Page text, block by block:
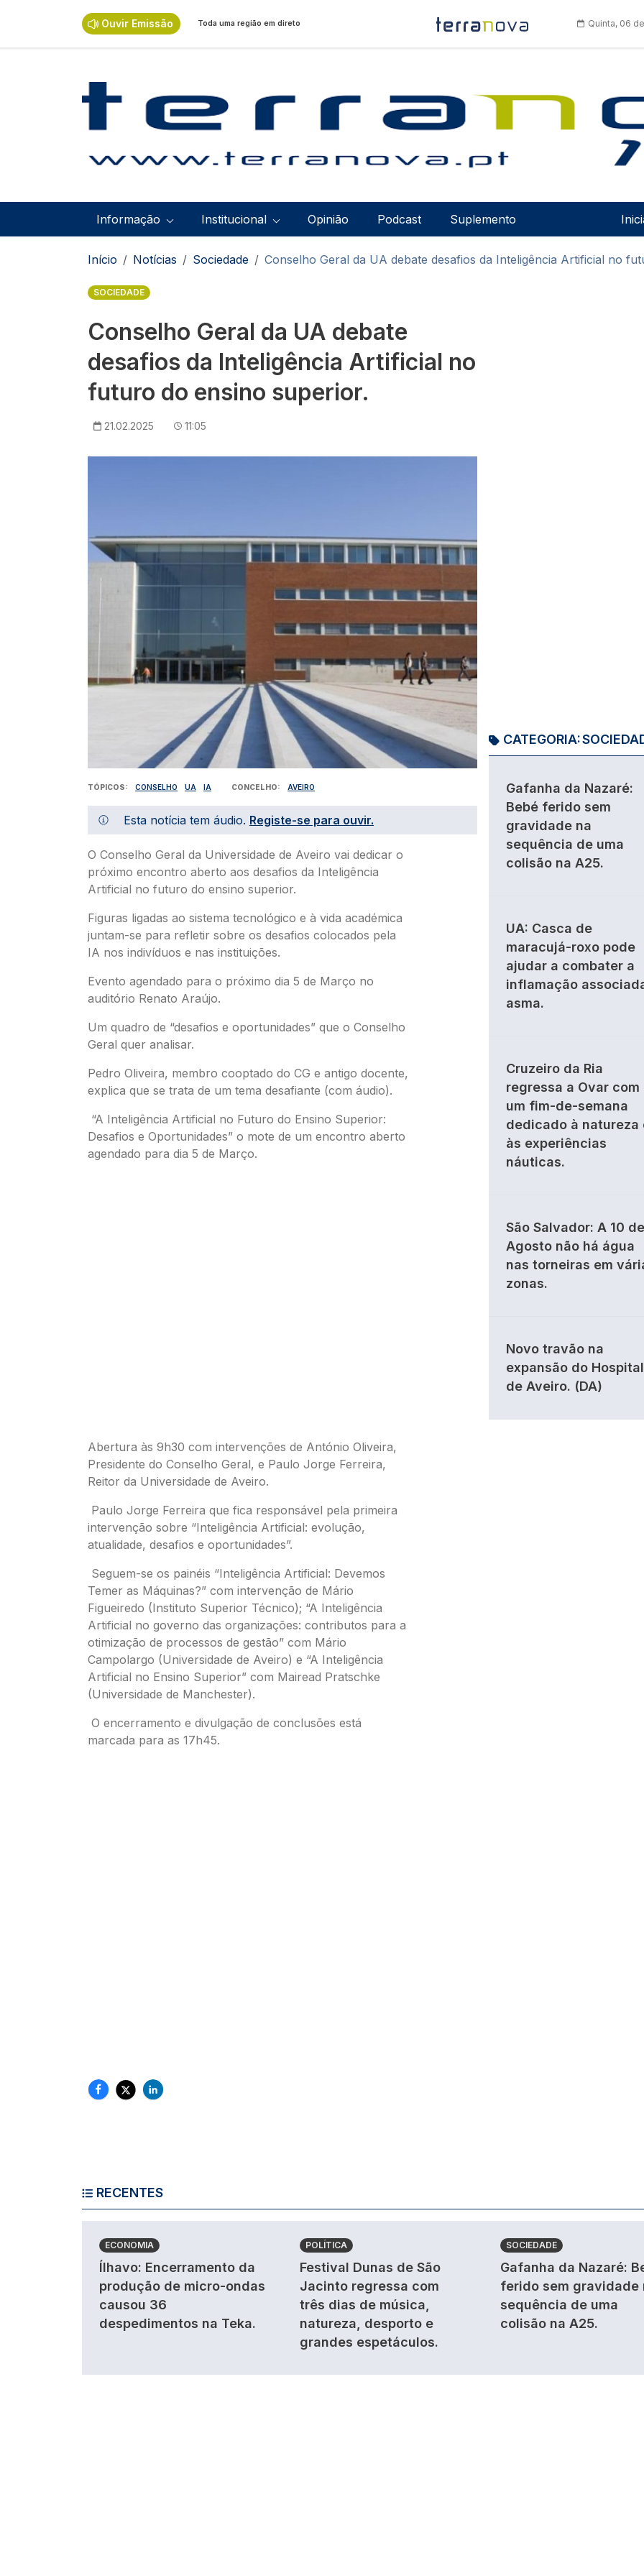
Ouvir Emissão Toda uma região em direto Quinta, 06
Navegação principal
Informação Institucional Opinião Podcast Suplemento
Navegação estrutural
Início Notícias Sociedade Conselho Geral da UA debate desafios da Inteligência Artificial no
SOCIEDADE
Conselho Geral da UA debate
desafios da Inteligência Artificial no
futuro do ensino superior.
21.02.2025 11:05
TÓPICOS CONSELHO UA IA CONCELHO AVEIRO
Esta notícia tem áudio. Registe-se para ouvir.
O Conselho Geral da Universidade de Aveiro vai dedicar o
próximo encontro aberto aos desafios da Inteligência
Artificial no futuro do ensino superior.
Figuras ligadas ao sistema tecnológico e à vida académica
juntam-se para refletir sobre os desafios colocados pela
IA nos indivíduos e nas instituições.
Evento agendado para o próximo dia 5 de Março no
auditório Renato Araújo.
Um quadro de “desafios e oportunidades” que o Conselho
Geral quer analisar.
Pedro Oliveira, membro cooptado do CG e antigo docente,
explica que se trata de um tema desafiante (com áudio).
“A Inteligência Artificial no Futuro do Ensino Superior:
Desafios e Oportunidades” o mote de um encontro aberto
agendado para dia 5 de Março.
Abertura às 9h30 com intervenções de António Oliveira,
Presidente do Conselho Geral, e Paulo Jorge Ferreira,
Reitor da Universidade de Aveiro.
Paulo Jorge Ferreira que fica responsável pela primeira
intervenção sobre “Inteligência Artificial: evolução,
atualidade, desafios e oportunidades”.
Seguem-se os painéis “Inteligência Artificial: Devemos
Temer as Máquinas?” com intervenção de Mário
Figueiredo (Instituto Superior Técnico); “A Inteligência
Artificial no governo das organizações: contributos para a
otimização de processos de gestão” com Mário
Campolargo (Universidade de Aveiro) e “A Inteligência
Artificial no Ensino Superior” com Mairead Pratschke
(Universidade de Manchester).
O encerramento e divulgação de conclusões está
marcada para as 17h45.
CATEGORIA:
Gafanha da Nazaré:
Bebé ferido sem
gravidade na
sequência de uma
colisão na A25.
UA: Casca de
maracujá-roxo pode
ajudar a combater a
inflamação
asma.
Cruzeiro da Ria
regressa a Ovar com
um fim-de-semana
dedicado à natureza
às experiências
náuticas.
São Salvador: A 10 de
Agosto não há água
nas torneiras em
zonas.
Novo travão na
expansão do Hospital
de Aveiro. (DA)
RECENTES
ECONOMIA
Ílhavo: Encerramento da
produção de micro-ondas
causou 36
despedimentos na Teka.
POLÍTICA
Festival Dunas de São
Jacinto regressa com
três dias de música,
natureza, desporto e
grandes espetáculos.
SOCIEDADE
Gafanha da Nazaré:
ferido sem gravidade
sequência de uma
colisão na A25.